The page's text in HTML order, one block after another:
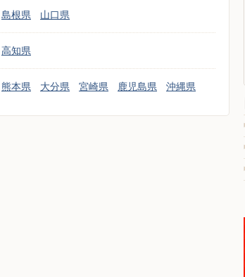
島根県 山口県
高知県
熊本県 大分県 宮崎県 鹿児島県 沖縄県